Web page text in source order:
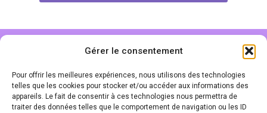
Gérer le consentement
Pour offrir les meilleures expériences, nous utilisons des technologies
telles que les cookies pour stocker et/ou accéder aux informations des
appareils. Le fait de consentir à ces technologies nous permettra de
traiter des données telles que le comportement de navigation ou les ID
SERVICE CLIENTS
MENTIONS LÉGALES
POLITIQUE DE CONFIDENTIALITÉ